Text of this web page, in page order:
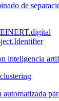
de
inteligencia
automatizada